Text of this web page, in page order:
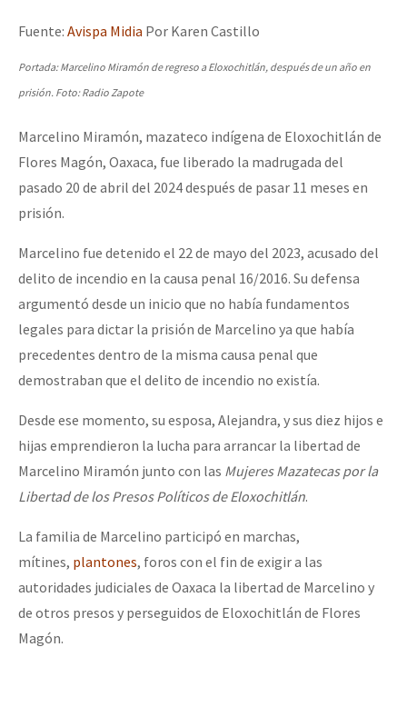
Megaproyectos
Migración
Presos
Mujeres
Niñxs
ETIQUETAS
MULTIMEDIA
Fotorreportaje
Video
Otras secciones
Semillero Guerra contra la Humanidad. (Las poblaciones y
la naturaleza bajo asedio)
Libros para descargar
Medios Libres
Dia 1: Encontro “Guerra contra a Humanidade”
[CDMX – 20 julio] Jornadas globales por la libertad de Jesús
Se o México sabe, que o mundo saiba! Nossas lutas pela
[25 abr – CDMX] Tokín por el CNI: 30 años de Resistencia y
Fuente: Avispa Midia Por Karen Castillo
Portada: Marcelino Miramón de regreso a Eloxochitlán, después de un año en
prisión. Foto: Radio Zapote
Marcelino Miramón, mazateco indígena de Eloxochitlán de
Flores Magón, Oaxaca, fue liberado la madrugada del
pasado 20 de abril del 2024 después de pasar 11 meses en
prisión.
Marcelino fue detenido el 22 de mayo del 2023, acusado del
delito de incendio en la causa penal 16/2016. Su defensa
argumentó desde un inicio que no había fundamentos
legales para dictar la prisión de Marcelino ya que había
precedentes dentro de la misma causa penal que
demostraban que el delito de incendio no existía.
Desde ese momento, su esposa, Alejandra, y sus diez hijos e
hijas emprendieron la lucha para arrancar la libertad de
Marcelino Miramón junto con las Mujeres Mazatecas por la
Libertad de los Presos Políticos de Eloxochitlán.
La familia de Marcelino participó en marchas,
mítines, plantones, foros con el fin de exigir a las
autoridades judiciales de Oaxaca la libertad de Marcelino y
de otros presos y perseguidos de Eloxochitlán de Flores
Magón.